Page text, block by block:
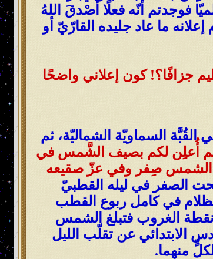
فوجدتم أنّه فعلًا أصْدقَ اللهُ
ما عاد جليده القارّيّ أو
جزافًا؟! كون إعلاني واضحًا
بعدًا في القُبَّة السماويّة الشماليّة، ثم
لم أُعلِن لكم بصيف الشَّمس في
الشمس صِفر وفي عزّ صقيعه
الصفر في ليله القطبيّ
21 مارس (شهر ثلاثة)، فيحلّ الظلام في كامل ربوع القطب
من نفس نقطة الغروب فتبلغ الشمس
السادس الابتدائي عن تقلّب الليل
منهما.